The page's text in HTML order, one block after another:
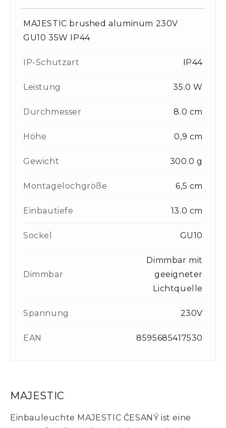
MAJESTIC
Einbauleuchte MAJESTIC ČESANÝ ist eine
MAJESTIC brushed aluminum 230V
GU10 35W IP44
IP-Schutzart IP44
Leistung 35.0 W
Durchmesser 8.0 cm
Höhe 0,9 cm
Gewicht 300.0 g
Montagelochgröße 6,5 cm
Einbautiefe 13.0 cm
Sockel GU10
Dimmbar
Dimmbar mit
geeigneter
Lichtquelle
Spannung 230V
EAN 8595685417530